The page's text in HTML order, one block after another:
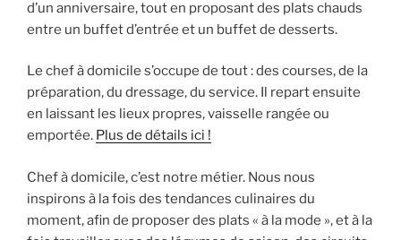
d’un anniversaire, tout en proposant des plats chauds
entre un buffet d’entrée et un buffet de desserts.
Le chef à domicile s’occupe de tout : des courses, de la
préparation, du dressage, du service. Il repart ensuite
en laissant les lieux propres, vaisselle rangée ou
emportée. Plus de détails ici !
Chef à domicile, c’est notre métier. Nous nous
inspirons à la fois des tendances culinaires du
moment, afin de proposer des plats « à la mode », et à la